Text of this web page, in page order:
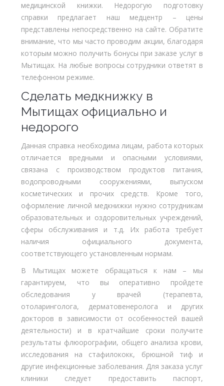
медицинской книжки. Недорогую подготовку
справки предлагает наш медцентр – цены
представлены непосредственно на сайте. Обратите
внимание, что мы часто проводим акции, благодаря
которым можно получить бонусы при заказе услуг в
Мытищах. На любые вопросы сотрудники ответят в
телефонном режиме.
Сделать медкнижку в
Мытищах официально и
недорого
Данная справка необходима лицам, работа которых
отличается вредными и опасными условиями,
связана с производством продуктов питания,
водопроводными сооружениями, выпуском
косметических и прочих средств. Кроме того,
оформление личной медкнижки нужно сотрудникам
образовательных и оздоровительных учреждений,
сферы обслуживания и т.д. Их работа требует
наличия официального документа,
соответствующего установленным нормам.
В Мытищах можете обращаться к нам – мы
гарантируем, что вы оперативно пройдете
обследования у врачей (терапевта,
отоларинголога, дерматовенеролога и других
докторов в зависимости от особенностей вашей
деятельности) и в кратчайшие сроки получите
результаты флюорографии, общего анализа крови,
исследования на стафилококк, брюшной тиф и
другие инфекционные заболевания. Для заказа услуг
клиники следует предоставить паспорт,